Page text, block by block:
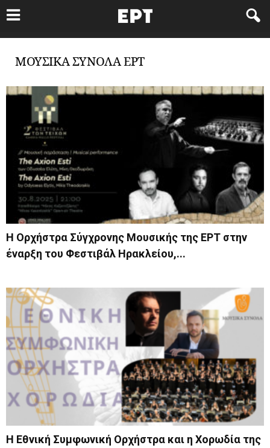
ΜΟΥΣΙΚΑ ΣΥΝΟΛΑ ΕΡΤ
Η Ορχήστρα Σύγχρονης Μουσικής της ΕΡΤ στην
έναρξη του Φεστιβάλ Ηρακλείου,...
Η Εθνική Συμφωνική Ορχήστρα και η Χορωδία της